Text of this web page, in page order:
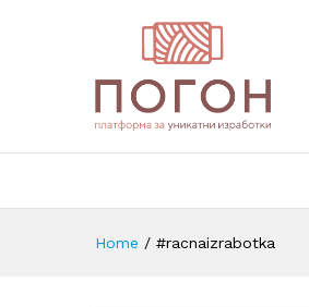
Home / #racnaizrabotka